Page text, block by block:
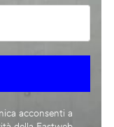
acconsenti a